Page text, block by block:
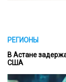
РЕГИОНЫ
В Астане
США